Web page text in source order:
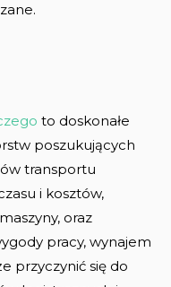
to doskonałe
poszukujących
transportu
i kosztów,
oraz
pracy, wynajem
przyczynić się do